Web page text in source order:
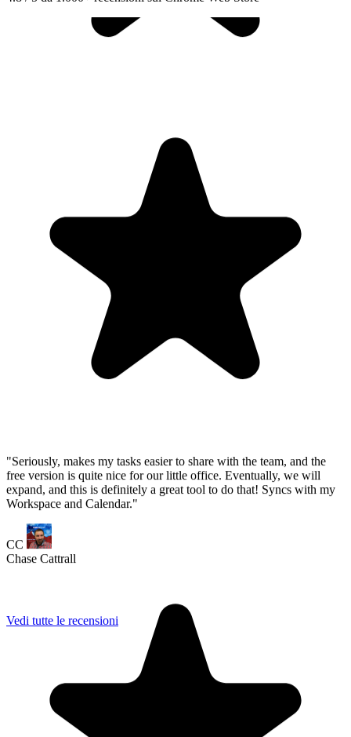
"Seriously, makes my tasks easier to share with the team, and the
free version is quite nice for our little office. Eventually, we will
expand, and this is definitely a great tool to do that! Syncs with my
Workspace and Calendar."
Vedi tutte le recensioni